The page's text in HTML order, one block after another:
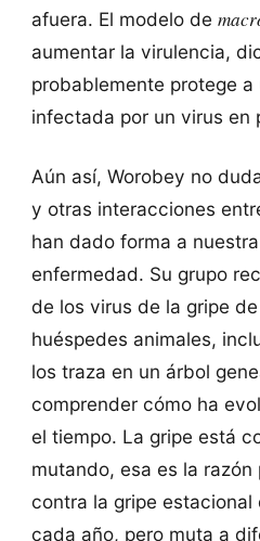
afuera. El modelo de
aumentar la virulencia,
probablemente protege
infectada por un virus en
Aún así, Worobey no
y otras interacciones
han dado forma a
enfermedad. Su grupo
de los virus de la gripe
huéspedes animales,
los traza en un árbol
comprender cómo ha
el tiempo. La gripe está
mutando, esa es la
contra la gripe estacional
cada año, pero muta a